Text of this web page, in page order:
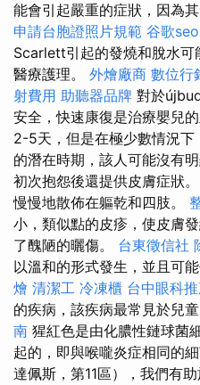
能會引起嚴重的症狀，因為
申請台胞證照片規範 谷歌seo
Scarlett引起的發燒和脫水可
醫療護理。 外燴廠商 數位行
射費用 助聽器品牌 對於
安全，快速康復是治療嬰兒
2-5天，但是在極少數情況
的潛在時期，該人可能沒有
初次抱怨後還提供皮膚症狀
慢慢地散佈在軀乾和四肢。
小，類似點的皮疹，使皮膚
了醜陋的曬傷。 台東徵信社
以溫和的形式發生，並且可
燴 清潔工 冷凍櫃 台中眼科
的疾病，該疾病最常見於兒童
南 猩紅色是由化膿性鏈球菌
起的，即與喉嚨炎症相同的
達佩斯，第11區），我們有